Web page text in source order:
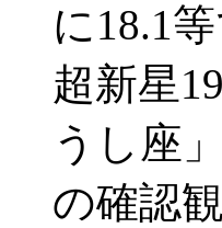
に18.1
超新星
うし座
の確認